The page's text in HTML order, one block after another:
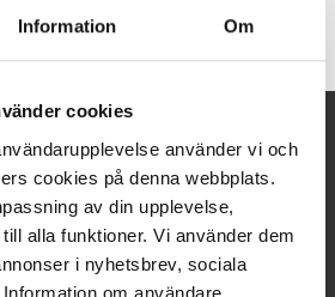
Information Om
cookies
använder vi och
cookies på denna webbplats.
av din upplevelse,
alla funktioner. Vi använder dem
i nyhetsbrev, sociala
om användare,
och orderfrågor
019 - 35 10 30
kundsupport@wuerth.se